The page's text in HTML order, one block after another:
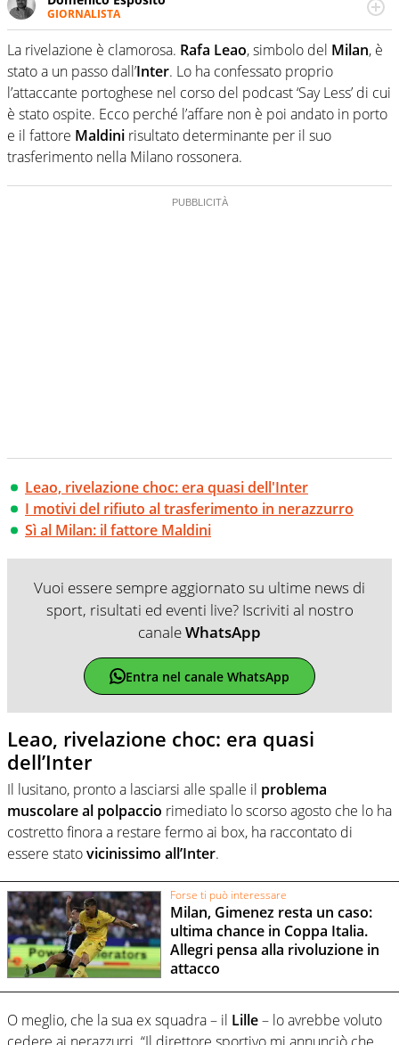
GIORNALISTA
Da vent’anni in campo e sul campo per vivere ogni evento
in tutte le sue sfaccettature. Passione smisurata per il
calcio e per la sfera di cuoio. Il pallone è una cosa
serissima, guai a dirgli di no
La rivelazione è clamorosa. Rafa Leao, simbolo del Milan, è
stato a un passo dall’Inter. Lo ha confessato proprio
l’attaccante portoghese nel corso del podcast ‘Say Less’ di cui
è stato ospite. Ecco perché l’affare non è poi andato in porto
e il fattore Maldini risultato determinante per il suo
trasferimento nella Milano rossonera.
Leao, rivelazione choc: era quasi dell'Inter
I motivi del rifiuto al trasferimento in nerazzurro
Sì al Milan: il fattore Maldini
Vuoi essere sempre aggiornato su ultime news di
sport, risultati ed eventi live? Iscriviti al nostro
canaleWhatsApp
Entra nel canale WhatsApp
Leao, rivelazione choc: era quasi
dell’Inter
Il lusitano, pronto a lasciarsi alle spalle il problema
muscolare al polpaccio rimediato lo scorso agosto che lo ha
costretto finora a restare fermo ai box, ha raccontato di
essere statovicinissimo all’Inter.
Forse ti può interessare
Milan, Gimenez resta un caso:
ultima chance in Coppa Italia.
Allegri pensa alla rivoluzione in
attacco
O meglio, che la sua ex squadra – il Lille– lo avrebbe voluto